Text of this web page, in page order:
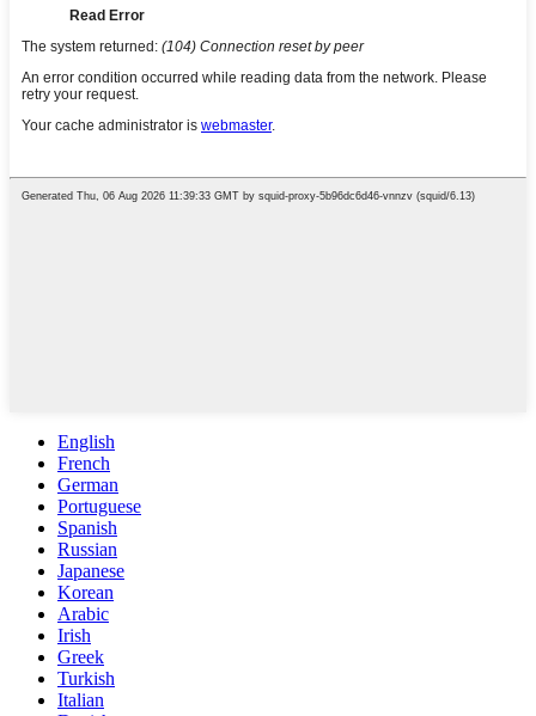
English
French
German
Portuguese
Spanish
Russian
Japanese
Korean
Arabic
Irish
Greek
Turkish
Italian